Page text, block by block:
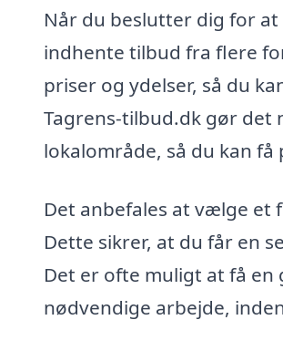
Når du beslutter dig for
indhente tilbud fra flere
priser og ydelser, så du
Tagrens-tilbud.dk gør det
lokalområde, så du kan
Det anbefales at vælge et
Dette sikrer, at du får en
Det er ofte muligt at få
nødvendige arbejde,